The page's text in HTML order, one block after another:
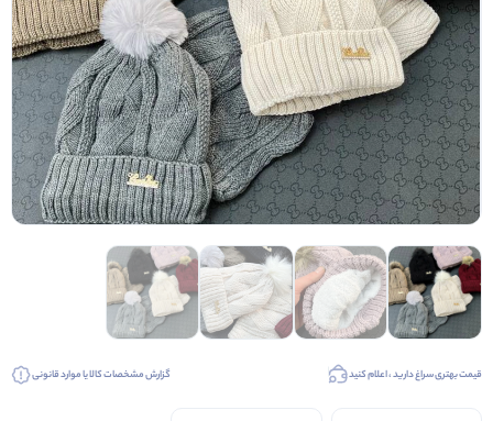
قیمت بهتری سراغ دارید ، اعلام کنید گزارش مشخصات کالا یا موارد قانونی